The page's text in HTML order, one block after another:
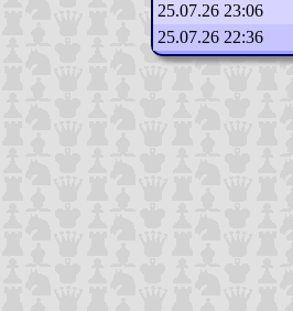
25.07.26 23:06
25.07.26 22:36